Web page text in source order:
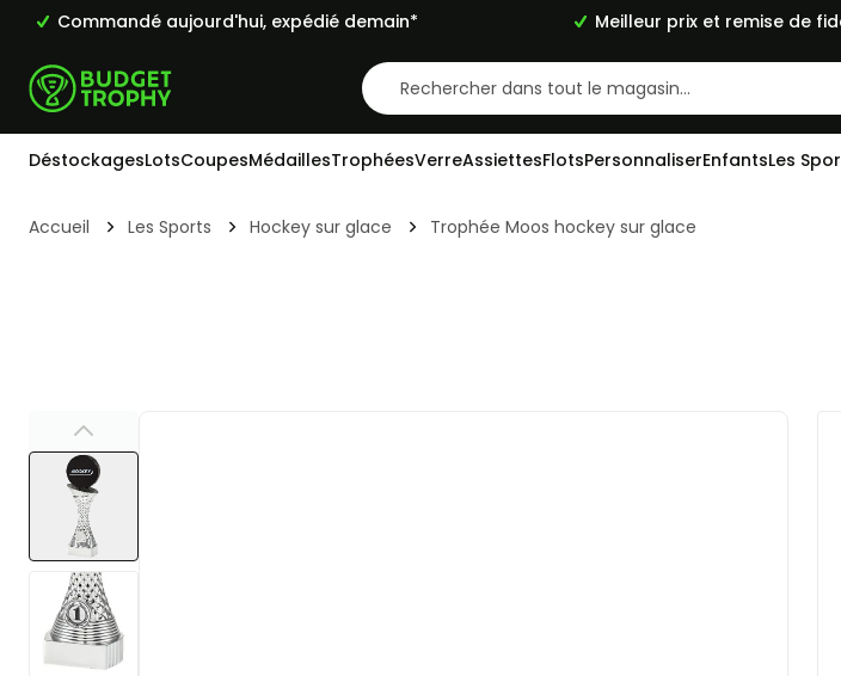
Commandé aujourd'hui, expédié demain* Meilleur prix et remise de
DéstockagesLotsCoupesMédaillesTrophéesVerreAssiettesFlotsPersonnaliserEnfantsLes
Accueil Les Sports Hockey sur glace Trophée Moos hockey sur glace
View larger image
View larger image